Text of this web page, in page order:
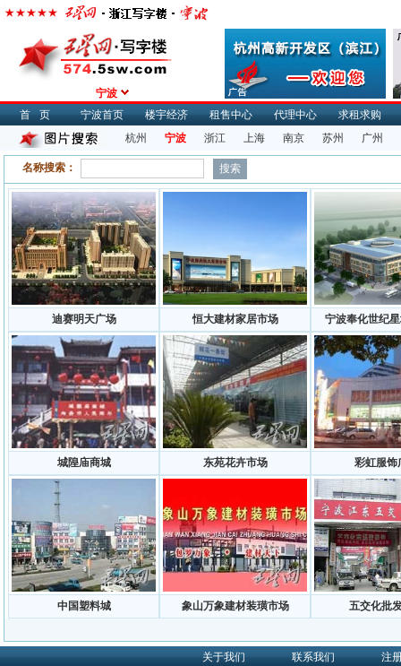
宁波
首页
宁波首页 楼宇经济 租售中心 代理中心
求租求购
杭州
宁波 浙江 上海 南京 苏州 广州
名称搜索：
迪赛明天广场 恒大建材家居市场 宁波奉化世纪
城隍庙商城 东苑花卉市场 彩虹服饰
中国塑料城 象山万象建材装璜市场 五交化批
关于我们 联系我们 注